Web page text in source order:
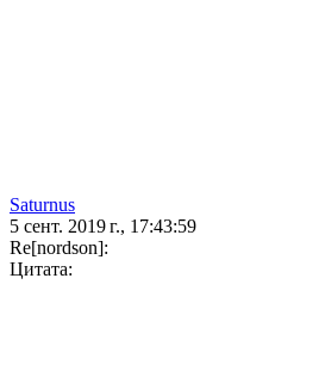
Saturnus
5 сент. 2019 г., 17:43:59
Re[nordson]:
Цитата: